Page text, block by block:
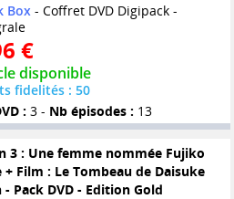
Box - Coffret DVD Digipack -
€
disponible
fidelités : 50
: 3 - Nb épisodes : 13
3 : Une femme nommée Fujiko
+ Film : Le Tombeau de Daisuke
- Pack DVD - Edition Gold